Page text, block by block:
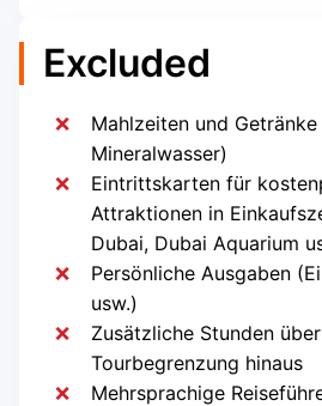
Excluded
Mahlzeiten und
Mineralwasser)
Eintrittskarten für
Attraktionen in
Dubai, Dubai Aquarium
Persönliche Ausgaben
usw.)
Zusätzliche Stunden
Tourbegrenzung hinaus
Mehrsprachige